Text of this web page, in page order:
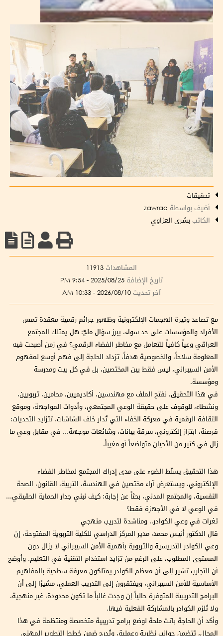
تحقيقات
أضيف بواسطة
الكاتب بشرى العزاوي
المشاهدات 11913
تاريخ الإضافة 2025/08/25 - 9:54 PM
آخر تحديث 2026/08/10 - 10:33 AM
مع تصاعد وتيرة الهجمات الإلكترونية وظهور جرائم رقمية معقدة تمس
الأفراد والمؤسسات على حد سواء، يبرز سؤال ملحّ: هل يمتلك المجتمع
العراقي وعياً كافياً للتعامل مع مخاطر الفضاء الرقمي؟ في زمن أصبحت فيه
المعلومة سلاحاً، والخصوصية هدفاً، تزداد الحاجة إلى فهم أوسع لمفهوم
الأمن السيبراني، ليس فقط بين المختصين، بل في كل بيت ومدرسة
ومؤسسة.
في هذا التحقيق، نفتح الملف مع مهندسين، أكاديميين، محامين، تربويين،
ونشطاء، للوقوف على حقيقة الوعي المجتمعي، وأدوات المواجهة، وموقع
الثقافة الرقمية في معركة الخفاء التي تُدار خلف الشاشات. تتزايد التحديات:
قرصنة، ابتزاز إلكتروني، سرقة بيانات، وشائعات موجهة... في مقابل وعي ما
زال في كثير من الأحيان متواضعاً أو مغيباً.
هذا التحقيق يسلّط الضوء على مدى إدراك المجتمع لمخاطر الفضاء
الإلكتروني، ويستعرض آراء مختصين في الهندسة، التربية، القانون، الصحة
النفسية، والمجتمع المدني، بحثاً عن إجابة: كيف نبني جدار الحماية الحقيقي...
في الوعي لا في الأجهزة فقط؟
ثغرات في وعي الكوادر.. ومناشدة لتدريب منهجي
قال الدكتور أنيس محمد، مدير المركز الدراسي للكلية التربوية المفتوحة، إن
وعي الكوادر التدريسية والتربوية بأهمية الأمن السيبراني لا يزال دون
المستوى المطلوب، على الرغم من تزايد استخدام التقنية في التعليم. وأوضح
أن التجارب تشير إلى أن معظم الكوادر يمتلكون معرفة سطحية بالمفاهيم
الأساسية للأمن السيبراني، ويفتقرون إلى التدريب العملي، مشيرًا إلى أن
البرامج التدريبية المتوفرة حالياً إن وجدت غالباً ما تكون محدودة، غير منهجية،
ولا تُلزم الكوادر بالمشاركة الفعلية فيها.
وأكد أن الحاجة باتت ملحة لوضع برامج تدريبية متخصصة ومنتظمة في هذا
المجال، تتضمن جوانب نظرية وعملية، وتُدرج ضمن خطط التطوير المهني